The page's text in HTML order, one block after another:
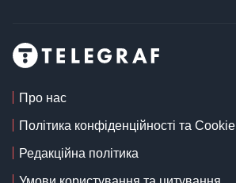
Про нас
Політика конфіденційності та Cookie
Редакційна політика